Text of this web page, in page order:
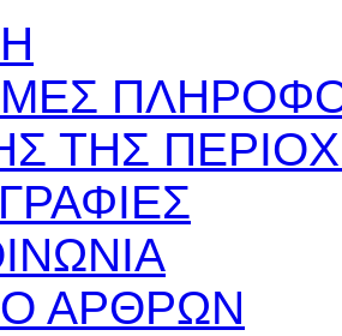
ΤΗΣ
ΑΡΘΡΩΝ